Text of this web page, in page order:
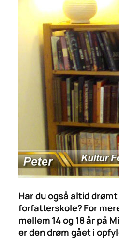
Har du også altid
forfatterskole? For
mellem 14 og 18 år på
er den drøm gået i